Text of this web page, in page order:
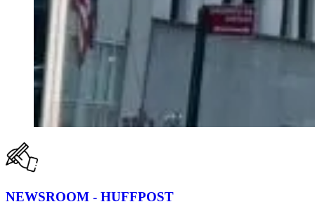
NEWSROOM - HUFFPOST